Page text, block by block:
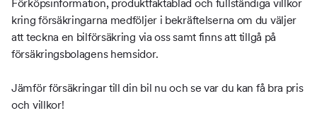
Förköpsinformation, produktfaktablad och fullständiga villkor
kring försäkringarna medföljer i bekräftelserna om du väljer
att teckna en bilförsäkring via oss samt finns att tillgå på
försäkringsbolagens hemsidor.
Jämför försäkringar till din bil nu och se var du kan få bra pris
och villkor!